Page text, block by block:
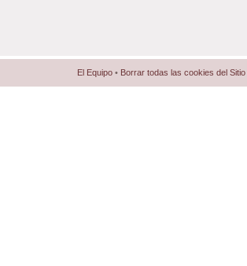
El Equipo • Borrar todas las cookies del Sitio